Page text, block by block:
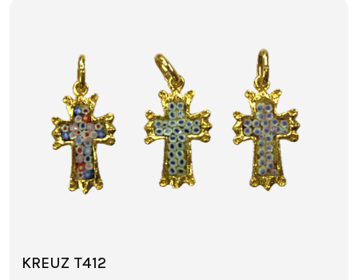
KREUZ T412